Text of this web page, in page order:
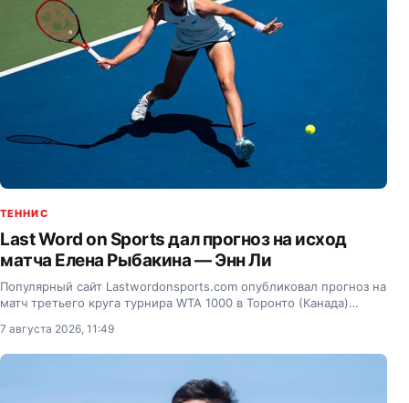
ТЕННИС
Last Word on Sports дал прогноз на исход
матча Елена Рыбакина — Энн Ли
Популярный сайт Lastwordonsports.com опубликовал прогноз на
матч третьего круга турнира WTA 1000 в Торонто (Канада)
и американкой Энн Ли (31-е место в мировом…
7 августа 2026, 11:49